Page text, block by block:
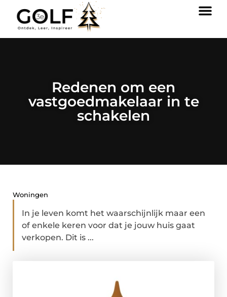
Redenen om een
vastgoedmakelaar in te
schakelen
Woningen
In je leven komt het waarschijnlijk maar een
of enkele keren voor dat je jouw huis gaat
verkopen. Dit is ...